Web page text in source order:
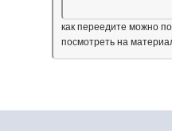
как переедите можно
посмотреть на